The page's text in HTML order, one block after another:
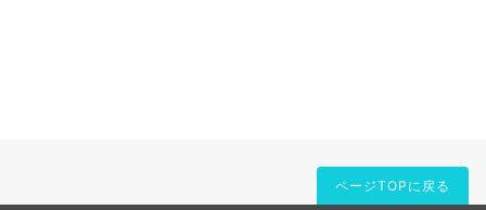
ページTOPに戻る